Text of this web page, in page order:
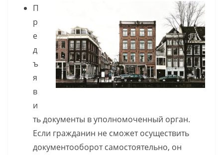
П
р
е
д
ъ
я
в
и
ть документы в уполномоченный орган.
Если гражданин не сможет осуществить
документооборот самостоятельно, он